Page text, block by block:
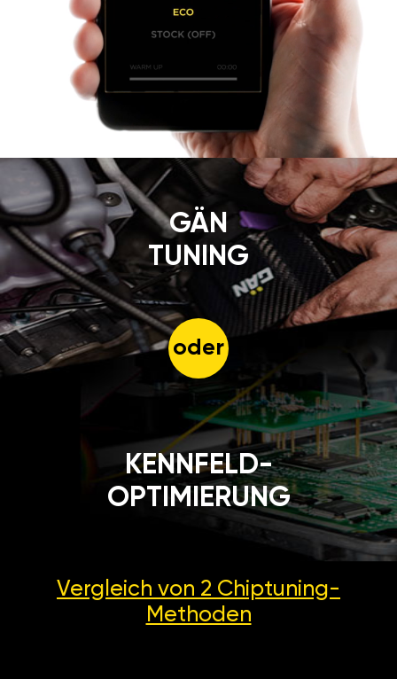
GÄN
TUNING
oder
KENNFELD-
OPTIMIERUNG
Vergleich von 2 Chiptuning-
Methoden